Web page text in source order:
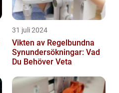
31 juli 2024
Vikten av Regelbundna
Synundersökningar: Vad
Du Behöver Veta